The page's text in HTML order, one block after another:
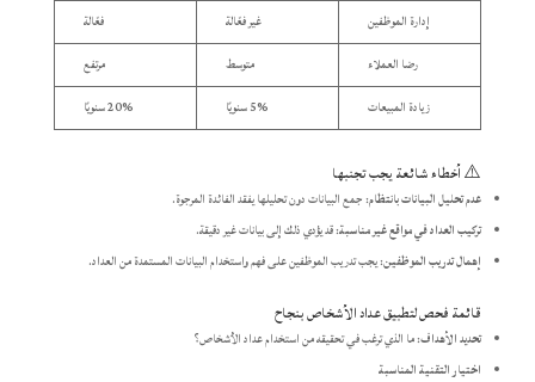
إدارة الموظفين غير فعّالة
فعّالة
رضا العملاء
متوسط
مرتفع
زيادة المبيعات
5% سنويًا 20% سنويًا
⚠️ أخطاء شائعة يجب تجنبها
عدم تحليل البيانات بانتظام: جمع البيانات دون تحليلها يفقد الفائدة المرجوة.
تركيب العداد في مواقع غير مناسبة: قد يؤدي ذلك إلى بيانات غير دقيقة.
إهمال تدريب الموظفين: يجب تدريب الموظفين على فهم واستخدام البيانات المستمدة من العداد.
قائمة فحص لتطبيق عداد الأشخاص بنجاح
تحديد الأهداف: ما الذي ترغب في تحقيقه من استخدام عداد الأشخاص؟
اختيار التقنية المناسبة